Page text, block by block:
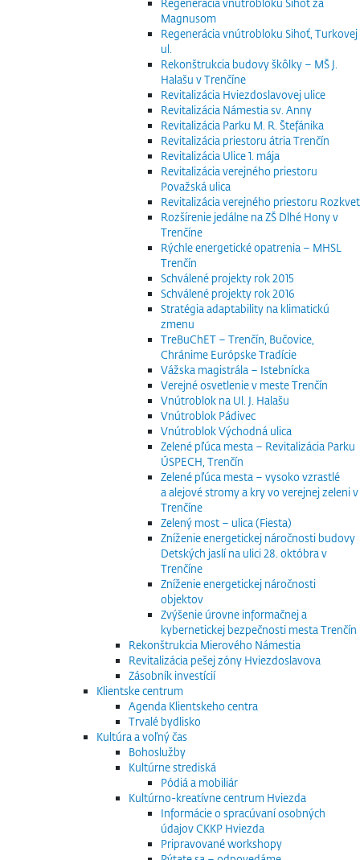
Regenerácia vnútrobloku Sihoť za
Magnusom
Regenerácia vnútrobloku Sihoť, Turkovej
ul.
Rekonštrukcia budovy škôlky – MŠ J.
Halašu v Trenčíne
Revitalizácia Hviezdoslavovej ulice
Revitalizácia Námestia sv. Anny
Revitalizácia Parku M. R. Štefánika
Revitalizácia priestoru átria Trenčín
Revitalizácia Ulice 1. mája
Revitalizácia verejného priestoru
Považská ulica
Revitalizácia verejného priestoru Rozkvet
Rozšírenie jedálne na ZŠ Dlhé Hony v
Trenčíne
Rýchle energetické opatrenia – MHSL
Trenčín
Schválené projekty rok 2015
Schválené projekty rok 2016
Stratégia adaptability na klimatickú
zmenu
TreBuChET – Trenčín, Bučovice,
Chránime Európske Tradície
Vážska magistrála – Istebnícka
Verejné osvetlenie v meste Trenčín
Vnútroblok na Ul. J. Halašu
Vnútroblok Pádivec
Vnútroblok Východná ulica
Zelené pľúca mesta – Revitalizácia Parku
ÚSPECH, Trenčín
Zelené pľúca mesta – vysoko vzrastlé
a alejové stromy a kry vo verejnej zeleni v
Trenčíne
Zelený most – ulica (Fiesta)
Zníženie energetickej náročnosti budovy
Detských jaslí na ulici 28. októbra v
Trenčíne
Zníženie energetickej náročnosti
objektov
Zvýšenie úrovne informačnej a
kybernetickej bezpečnosti mesta Trenčín
Rekonštrukcia Mierového Námestia
Revitalizácia pešej zóny Hviezdoslavova
Zásobník investícií
Klientske centrum
Agenda Klientskeho centra
Trvalé bydlisko
Kultúra a voľný čas
Bohoslužby
Kultúrne strediská
Pódiá a mobiliár
Kultúrno-kreatívne centrum Hviezda
Informácie o spracúvaní osobných
údajov CKKP Hviezda
Pripravované workshopy